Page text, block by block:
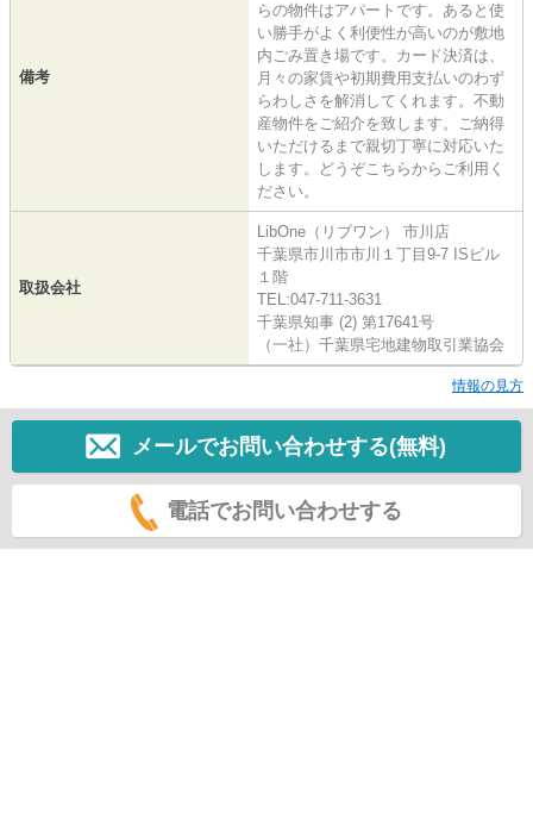
備考
らの物件はアパートです。あると使
い勝手がよく利便性が高いのが敷地
内ごみ置き場です。カード決済は、
月々の家賃や初期費用支払いのわず
らわしさを解消してくれます。不動
産物件をご紹介を致します。ご納得
いただけるまで親切丁寧に対応いた
します。どうぞこちらからご利用く
ださい。
取扱会社
LibOne（リブワン） 市川店
千葉県市川市市川１丁目9-7 ISビル
１階
TEL:047-711-3631
千葉県知事 (2) 第17641号
（一社）千葉県宅地建物取引業協会
情報の見方
メールでお問い合わせする(無料)
電話でお問い合わせする